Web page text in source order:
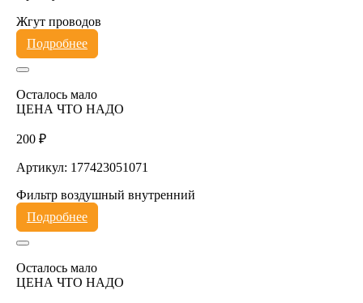
Жгут проводов
Подробнее
Осталось мало
ЦЕНА ЧТО НАДО
200 ₽
Артикул: 177423051071
Фильтр воздушный внутренний
Подробнее
Осталось мало
ЦЕНА ЧТО НАДО